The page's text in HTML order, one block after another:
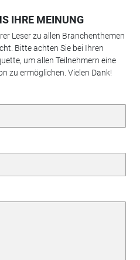
IHRE MEINUNG
Leser zu allen Branchenthemen
Bitte achten Sie bei Ihren
um allen Teilnehmern eine
zu ermöglichen. Vielen Dank!